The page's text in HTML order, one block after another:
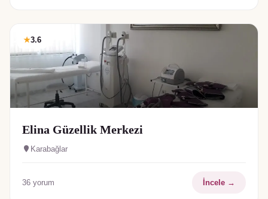
★3.6
Elina Güzellik Merkezi
Karabağlar
36 yorum İncele →